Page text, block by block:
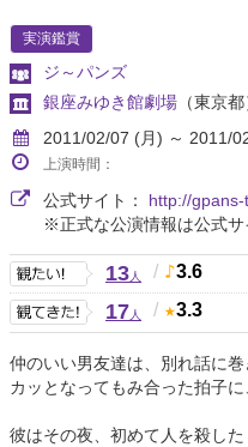
実演鑑賞
ジ～パンズ
銀座みゆき館劇場 （東京都
2011/02/07 (月) ～ 2011/
上演時間：
公式サイト： http://
※正式な公演情報は公式サ
13人 / 3.6
17人 / 3.3
仲のいい男友達は、別れ話に巻
カッとなってもみ合った拍子
彼はその夜、初めて人を殺した